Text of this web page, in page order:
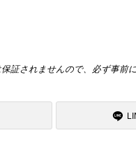
されませんので、必ず事前